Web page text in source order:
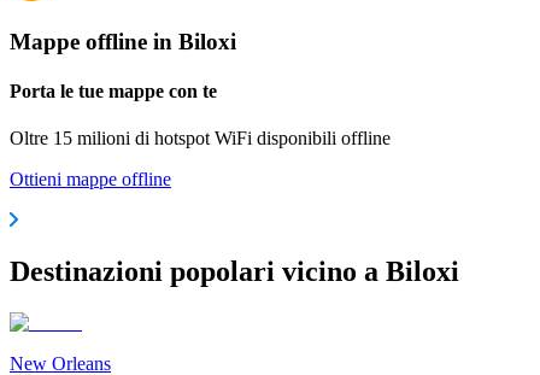
Mappe offline in Biloxi
Porta le tue mappe con te
Oltre 15 milioni di hotspot WiFi disponibili offline
Ottieni mappe offline
Destinazioni popolari vicino a Biloxi
New Orleans